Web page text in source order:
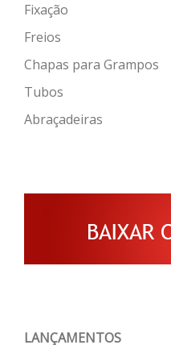
Fixação
Freios
Chapas para Grampos
Tubos
Abraçadeiras
LANÇAMENTOS